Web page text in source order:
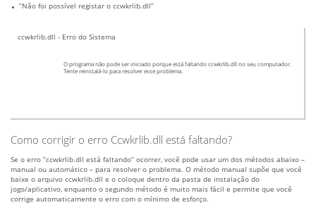
“Não foi possível registar o ccwkrlib.dll”
ccwkrlib.dll - Erro do Sistema
O programa não pode ser iniciado porque está faltando ccwkrlib.dll no seu computador.
Tente reinstalá-lo para resolver esse problema.
Como corrigir o erro Ccwkrlib.dll está faltando?
Se o erro “ccwkrlib.dll está faltando” ocorrer, você pode usar um dos métodos abaixo –
manual ou automático – para resolver o problema. O método manual supõe que você
baixe o arquivo ccwkrlib.dll e o coloque dentro da pasta de instalação do
jogo/aplicativo, enquanto o segundo método é muito mais fácil e permite que você
corrige automaticamente o erro com o mínimo de esforço.